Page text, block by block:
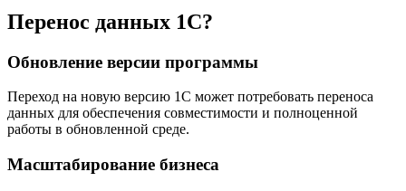
Перенос данных 1С?
Обновление версии программы
Переход на новую версию 1С может потребовать переноса
данных для обеспечения совместимости и полноценной
работы в обновленной среде.
Масштабирование бизнеса